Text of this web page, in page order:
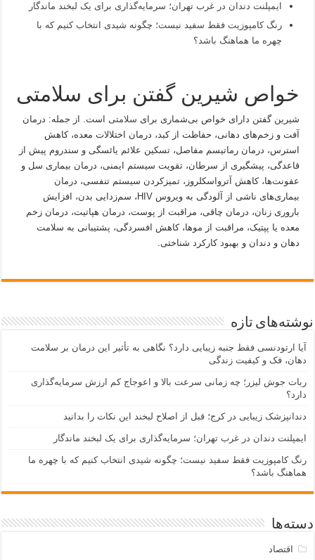
ایمپلنت دندان در غرب تهران؛ سرمایه‌گذاری برای یک لبخند ماندگار
رنگ کامپوزیت فقط سفید نیست؛ چگونه شیدی انتخاب کنیم که با
چهره ما هماهنگ باشد؟
خواص شیرین گفتن برای سلامتی
شیرین گفتن دارای خواص بی‌شماری برای سلامتی است. از جمله: درمان
آفت و زخم‌های دهانی، حفاظت از کبد، درمان اختلالات معده، کاهش
استرس، درمان رماتیسم مفاصل، تسکین علائم یائسگی و سندروم پیش از
قاعدگی، پیشگیری از سرطان، تقویت سیستم ایمنی، درمان بیماری سل و
عفونت‌ها، کاهش آترواسکلروز، تمیزکردن سیستم تنفسی، درمان
بیماری‌های ناشی از آلودگی به ویروس HIV، سم‌زدایی بدن، افزایش
باروری زنان، درمان چاقی، مراقبت از پوست، درمان هپاتیت، درمان زخم
معده یا پپتیک، مراقبت از موها، کاهش افسردگی، پشتیبانی به سلامت
دهان و دندان و بهبود کارکرد شناختی.
نوشته‌های تازه
آیا ارتودنسی فقط جنبه زیبایی دارد؟ نگاهی به تأثیر این درمان بر سلامت
دهان، فک و کیفیت زندگی
ربات جوش لیزر؛ چه زمانی سرعت بالا و اعوجاج کم ارزش سرمایه‌گذاری
دارد؟
دندانپزشک زیبایی در کرج؛ قبل از اصلاح لبخند این نکات را بدانید
ایمپلنت دندان در غرب تهران؛ سرمایه‌گذاری برای یک لبخند ماندگار
رنگ کامپوزیت فقط سفید نیست؛ چگونه شیدی انتخاب کنیم که با چهره ما
هماهنگ باشد؟
دسته‌ها
اقتصاد